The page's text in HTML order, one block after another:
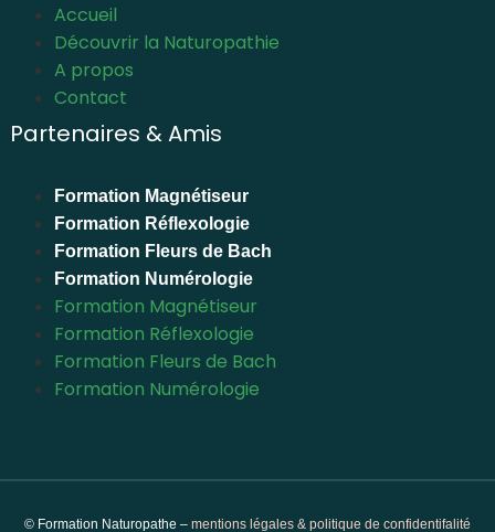
Accueil
Découvrir la Naturopathie
A propos
Contact
Partenaires & Amis
Formation Magnétiseur
Formation Réflexologie
Formation Fleurs de Bach
Formation Numérologie
Formation Magnétiseur
Formation Réflexologie
Formation Fleurs de Bach
Formation Numérologie
© Formation Naturopathe – mentions légales & politique de confidentifalité